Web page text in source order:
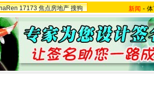
17173 焦点房地产 搜狗 新闻 -